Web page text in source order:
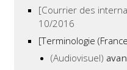
[Courrier des
10/2016
[Terminologie
(Audiovisuel)